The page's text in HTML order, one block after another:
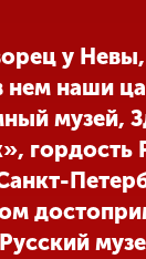
у
нем наши
музей,
гордость